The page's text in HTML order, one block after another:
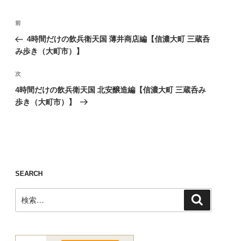
投
ナ
ゲ
ー
シ
前
の
投
前
4時間だけの飲兵衛天国 薄井商店編【信濃大町 三蔵呑
み歩き（大町市）】
次
の
投
次
4時間だけの飲兵衛天国 北安醸造編【信濃大町 三蔵呑み
歩き（大町市）】
SEARCH
索: